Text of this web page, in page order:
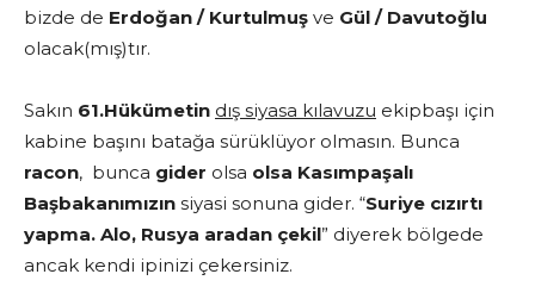
bizde de Erdoğan / Kurtulmuş ve Gül / Davutoğlu
olacak(mış)tır.
Sakın 61.Hükümetin dış siyasa kılavuzu ekipbaşı için
kabine başını batağa sürüklüyor olmasın. Bunca
racon, bunca gider olsa olsa Kasımpaşalı
Başbakanımızın siyasi sonuna gider. “Suriye cızırtı
yapma. Alo, Rusya aradan çekil” diyerek bölgede
ancak kendi ipinizi çekersiniz.